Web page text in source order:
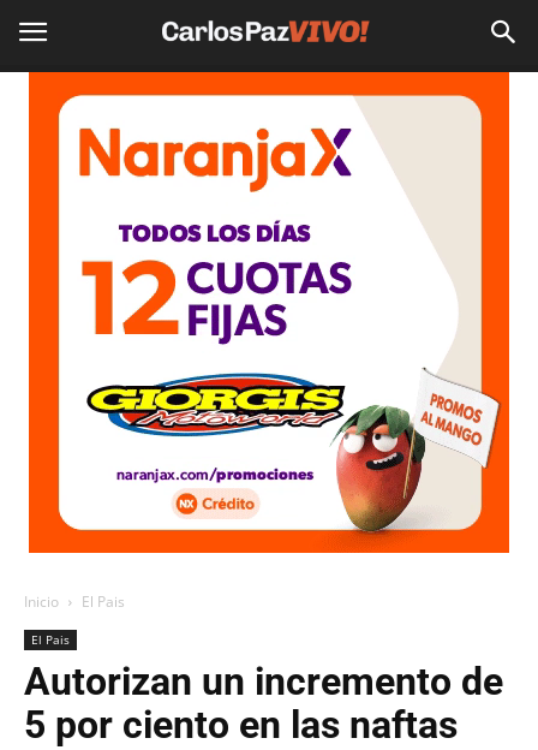
Inicio El Pais
El Pais
Autorizan un incremento de
5 por ciento en las naftas